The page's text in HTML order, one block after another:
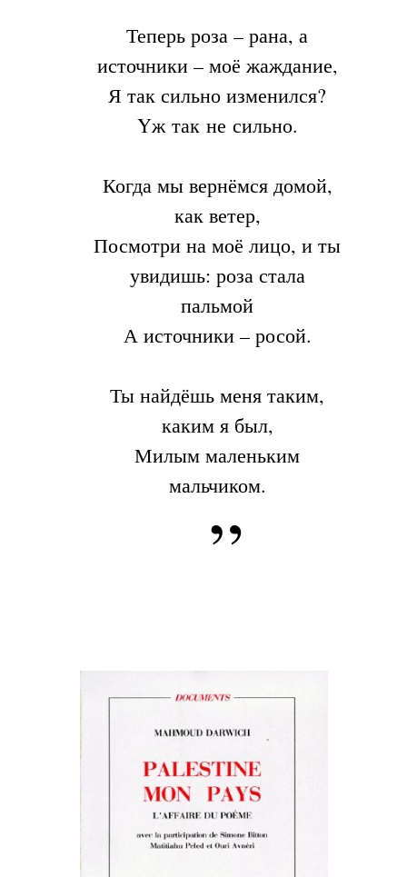
Теперь роза – рана, а
источники – моё жаждание,
Я так сильно изменился?
Yж так не сильно.
Когда мы вернёмся домой,
как ветер,
Посмотри на моё лицо, и ты
увидишь: роза стала
пальмой
А источники – росой.
Ты найдёшь меня таким,
каким я был,
Милым маленьким
мальчиком.